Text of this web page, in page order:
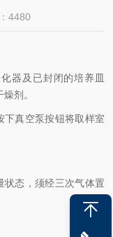
4480
器及已封闭的培养皿
剂。
下真空泵按钮将取样室
状态，须经三次气体置